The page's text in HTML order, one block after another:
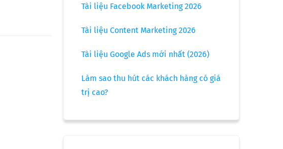
Tài liệu Facebook Marketing 2026
Tài liệu Content Marketing 2026
Tài liệu Google Ads mới nhất (2026)
Làm sao thu hút các khách hàng có giá
trị cao?